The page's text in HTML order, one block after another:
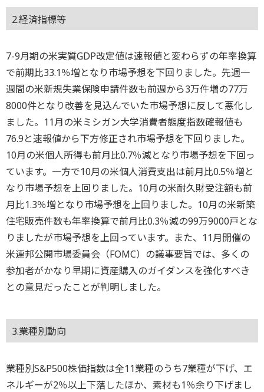
2.経済指標等
7-9月期の米実質GDP改定値は速報値と変わらずの年率換算
で前期比33.1％増となり市場予想を下回りました。先週一
週間の米新規失業保険申請件数も前週から3万件増の77万
8000件となり改善を見込んでいた市場予想に反して悪化し
ました。11月の米ミシガン大学消費者態度指数確報値も
76.9と速報値から下方修正され市場予想を下回りました。
10月の米個人所得も前月比0.7％減となり市場予想を下回っ
ています。一方で10月の米個人消費支出は前月比0.5％増と
なり市場予想を上回りました。10月の米耐久財受注額も前
月比1.3％増となり市場予想を上回りました。10月の米新築
住宅販売件数も年率換算で前月比0.3％減の99万9000戸とな
りましたが市場予想を上回っています。また、11月開催の
米連邦公開市場委員会（FOMC）の議事要旨では、多くの
参加者がかなり早期に資産購入のガイダンスを強化すべき
との意見だったことが判明しました。
3.業種別動向
業種別S&P500株価指数は全11業種のうち7業種が下げ、エ
ネルギーが2％以上下落したほか、素材も1％余り下げまし